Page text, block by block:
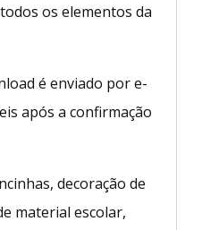
os elementos da
é enviado por e-
após a confirmação
decoração de
material escolar,